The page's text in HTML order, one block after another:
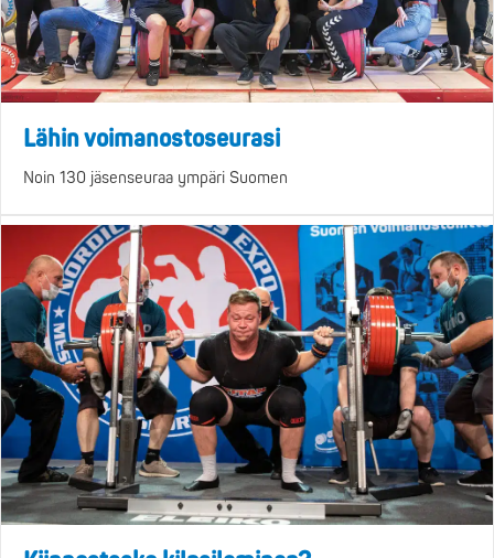
Lähin voimanostoseurasi
Noin 130 jäsenseuraa ympäri Suomen